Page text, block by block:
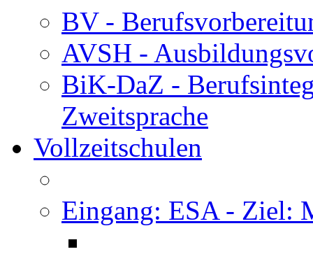
BV -
AVSH -
BiK-DaZ -
Zweitsprache
Vollzeitschulen
Eingang: ESA - Ziel: